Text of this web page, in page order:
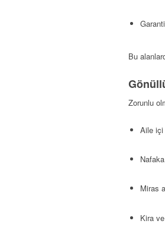
Bu
Zorunlu
Aile içi
Miras
Kira